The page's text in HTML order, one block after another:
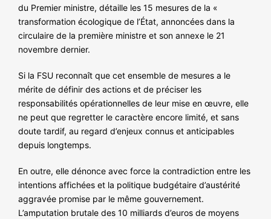
NOS ACTIONS
du Premier ministre, détaille les 15 mesures de la «
transformation écologique de l’État, annoncées dans la
circulaire de la première ministre et son annexe le 21
novembre dernier.
Si la FSU reconnaît que cet ensemble de mesures a le
mérite de définir des actions et de préciser les
responsabilités opérationnelles de leur mise en œuvre, elle
ne peut que regretter le caractère encore limité, et sans
doute tardif, au regard d’enjeux connus et anticipables
depuis longtemps.
En outre, elle dénonce avec force la contradiction entre les
intentions affichées et la politique budgétaire d’austérité
aggravée promise par le même gouvernement.
L’amputation brutale des 10 milliards d’euros de moyens